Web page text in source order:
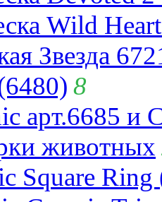
Wild
Звезда
8
арт.6685 и
животных
Square Ring